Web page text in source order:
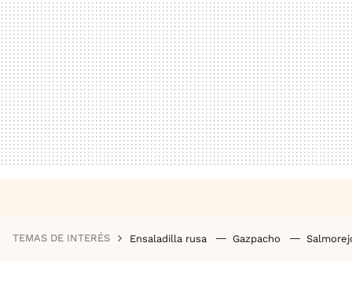
TEMAS DE INTERÉS Ensaladilla rusa Gazpacho